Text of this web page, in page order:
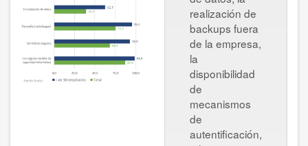
realización de
backups fuera
de la empresa,
la
disponibilidad
de
mecanismos
de
autentificación,